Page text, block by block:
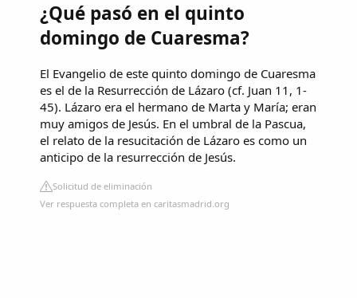
¿Qué pasó en el quinto
domingo de Cuaresma?
El Evangelio de este quinto domingo de Cuaresma
es el de la Resurrección de Lázaro (cf. Juan 11, 1-
45). Lázaro era el hermano de Marta y María; eran
muy amigos de Jesús. En el umbral de la Pascua,
el relato de la resucitación de Lázaro es como un
anticipo de la resurrección de Jesús.
Solicitud de eliminación
Ver respuesta completa en caritasmadrid.org